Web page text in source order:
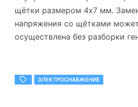
щётки размером 4х7 мм.
напряжения со щётками
осуществлена без разборки
ЭЛЕКТРОСНАБЖЕНИЕ